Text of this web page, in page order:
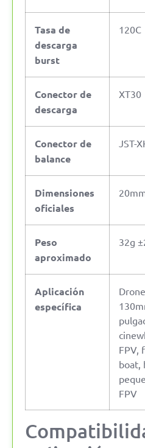
Tasa de
descarga
burst
120C
Conector de
descarga
XT30
Conector de
balance
JST-
Dimensiones
oficiales
Peso
aproximado
32g
Aplicación
específica
FPV,
boat,
FPV